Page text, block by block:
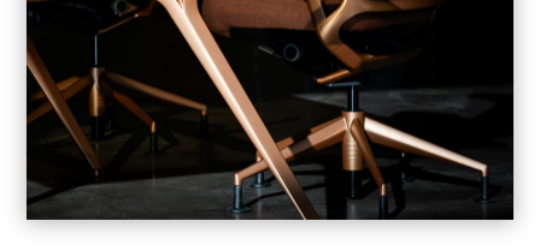
Nos sièges ergonomiques et orthopédiques, pensés pour
soutenir le corps, sont la solution pour un confort inégalé et une
meilleure productivité.
Site Actui ->
– Innovation table TALEN :
Vidéo de présentation Table Talent ->
Bureau Talent ->